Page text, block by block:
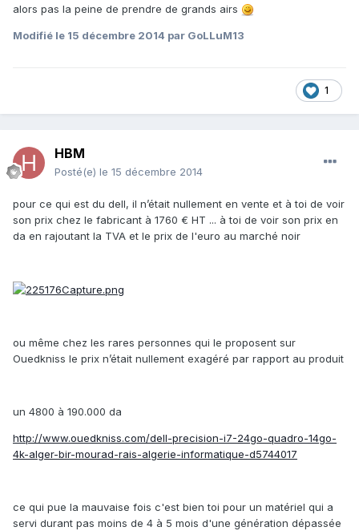
alors pas la peine de prendre de grands airs
Modifié le 15 décembre 2014 par GoLLuM13
1
HBM
Posté(e) le 15 décembre 2014
pour ce qui est du dell, il n’était nullement en vente et à toi de voir
son prix chez le fabricant à 1760 € HT ... à toi de voir son prix en
da en rajoutant la TVA et le prix de l'euro au marché noir
ou même chez les rares personnes qui le proposent sur
Ouedkniss le prix n’était nullement exagéré par rapport au produit
un 4800 à 190.000 da
http://www.ouedkniss.com/dell-precision-i7-24go-quadro-14go-
4k-alger-bir-mourad-rais-algerie-informatique-d5744017
ce qui pue la mauvaise fois c'est bien toi pour un matériel qui a
servi durant pas moins de 4 à 5 mois d'une génération dépassée